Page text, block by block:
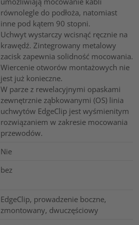
równolegle do podłoża, natomiast
inne pod kątem 90 stopni.
Uchwyt wystarczy wcisnąć ręcznie na
krawędź. Zintegrowany metalowy
zacisk zapewnia solidność mocowania.
Wiercenie otworów montażowych nie
jest już konieczne.
W parze z rewelacyjnymi opaskami
zewnętrznie ząbkowanymi (OS) linia
uchwytów EdgeClip jest wyśmienitym
rozwiązaniem w zakresie mocowania
przewodów.
Nie
bez
EdgeClip, prowadzenie boczne,
zmontowany, dwuczęściowy